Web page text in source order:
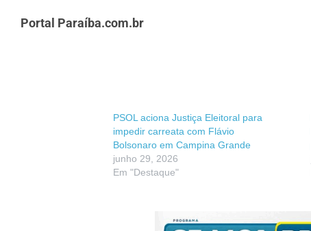
Portal Paraíba.com.br
PSOL aciona Justiça Eleitoral para
impedir carreata com Flávio
Bolsonaro em Campina Grande
junho 29, 2026
Em "Destaque"